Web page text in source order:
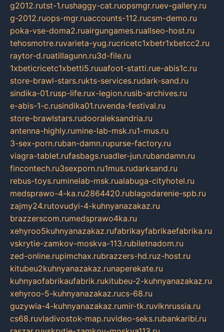
g2012.rutst-1.rushaggy-cat.ruopsmgr.ruev-gallery.ru
g-2012.ruops-mgr.ruaccounts-112.rucsm-demo.ru
poka-vse-doma2.ruairgungames.ruallseo-host.ru
tehosmotre.ruvarieta-yug.rucricetc1xbetr1xbetcc2.ru
raytor-d.ruatillagunn.ru3d-file.ru
1xbeticricetc1xbetti5.ruuafoot-statti.rue-abis1c.ru
store-brawl-stars.rukts-services.rudark-sand.ru
sindika-01.rusp-life.rux-legion.rusib-archives.ru
e-abis-1-c.rusindika01.ruvenda-festival.ru
store-brawlstars.rudooraleksandria.ru
antenna-highly.rumine-lab-msk.ru1-mus.ru
3-sex-porn.ruban-damn.rupurse-factory.ru
viagra-tablet.rufasbags.ruadler-jun.rubandamn.ru
fincontech.ru3sexporn.ru1mus.rudarksand.ru
rebus-toys.ruminelab-msk.rualabuga-cityhotel.ru
medsprawo-4-ka.ru2864420.rublagodarenie-spb.ru
zajmy24.rutovudyi-4-kuhnyanazakaz.ru
brazzerscom.rumedsprawo4ka.ru
xehyroo5kuhnyanazakaz.rufabrikayfabrikaefabrika.ru
vskrytie-zamkov-moskva-113.rubiletnadom.ru
zed-online.rupimchax.rubrazzers-hd.ruz-host.ru
kitubeu2kuhnyanazakaz.runaperekate.ru
kuhnyaofabrikaufabrik.rukitubeu-2-kuhnyanazakaz.ru
xehyroo-5-kuhnyanazakaz.rucs-68.ru
guzywia-4-kuhnyanazakaz.rumir-tk.ruvlknrussia.ru
cs68.ruvladivostok-map.ruvideo-seks.rubankaribi.ru